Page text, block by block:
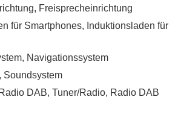
Freisprecheinrichtung
für Smartphones, Induktionsladen für
Navigationssystem
Soundsystem
DAB, Tuner/Radio, Radio DAB